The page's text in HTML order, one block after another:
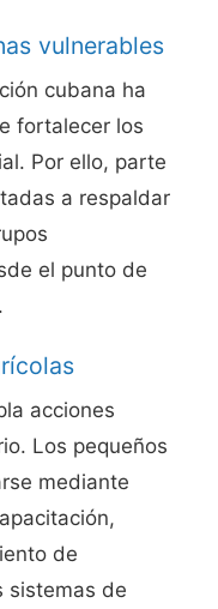
vulnerables
cubana ha
fortalecer los
Por ello, parte
a respaldar
el punto de
acciones
Los pequeños
mediante
de
sistemas de